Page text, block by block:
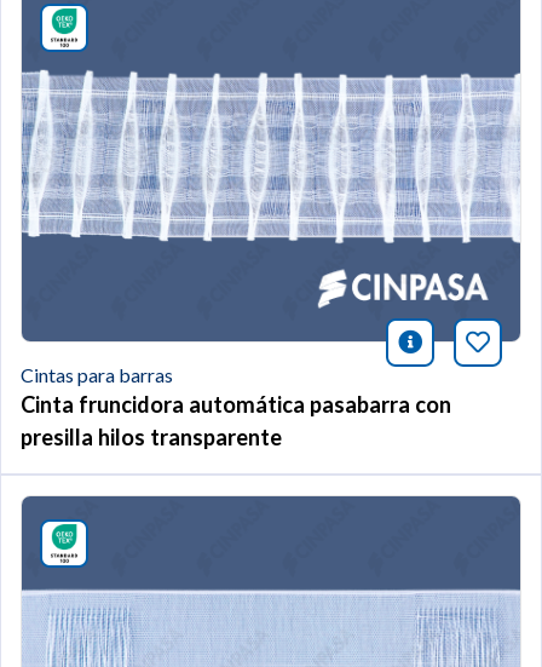
icono
Cintas para barras
Cinta fruncidora automática pasabarra con
presilla hilos transparente